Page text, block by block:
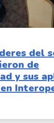
del
de
y sus